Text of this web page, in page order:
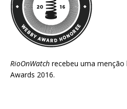
RioOnWatch recebeu uma menção
Awards 2016.